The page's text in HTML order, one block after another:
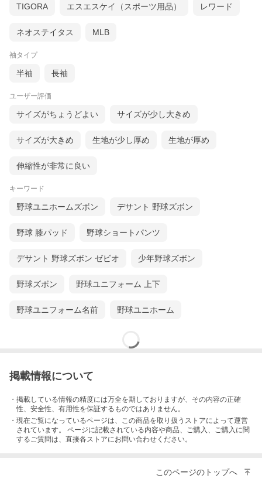
TIGORA エスエスケイ（スポーツ用品） レワード
ネオステイタス MLB
袖タイプ
半袖 長袖
ユーザー評価
サイズがちょうどよい サイズが少し大きめ
サイズが大きめ 生地が少し厚め 生地が厚め
伸縮性が非常に良い
キーワード
野球ユニホームズボン デサント 野球ズボン
野球 膝パッド 野球ショートパンツ
デサント 野球ズボン ゼビオ 少年野球ズボン
野球ズボン 野球ユニフォーム 上下
野球ユニフォーム名前 野球ユニホーム
掲載情報について
・掲載している情報の精度には万全を期しておりますが、その内容の正確
性、安全性、有用性を保証するものではありません。
・現在ご覧になっているページは、この商品を取り扱うストアによって運営
されています。 ページに記載されている内容や商品、ご購入 、ご購入に関
するご質問は、直接各ストアにお問い合わせください。
このページのトップへ